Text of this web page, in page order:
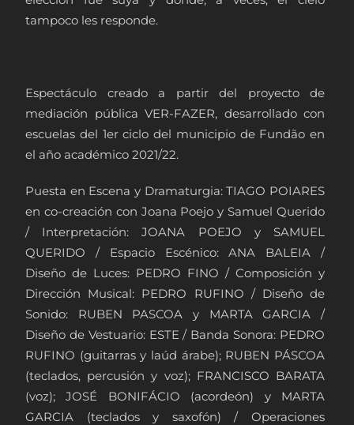
tampoco les responde.
Espectáculo creado a partir del proyecto de
mediación pública VER-FAZER, desarrollado con
escuelas del 1er ciclo del municipio de Fundão en
el año académico 2021/22.
Puesta en Escena y Dramaturgia: TIAGO POIARES
en co-creación con Joana Poejo y Samuel Querido
/ Interpretación: JOANA POEJO y SAMUEL
QUERIDO / Espacio Escénico: ANA BALEIA /
Diseño de Luces: PEDRO FINO / Composición y
Dirección Musical: PEDRO RUFINO / Diseño de
Sonido: RUBEN PASCOA y MARTA GARCIA /
Diseño de Vestuario: ESTE / Banda Sonora: PEDRO
RUFINO (guitarras y laúd árabe); RUBEN PÁSCOA
(teclados, percusión y voz); FRANCISCO BARATA
(voz); JOSÉ BONIFÁCIO (acordeón) y MARTA
GARCIA (teclados y saxofón) / Operaciones